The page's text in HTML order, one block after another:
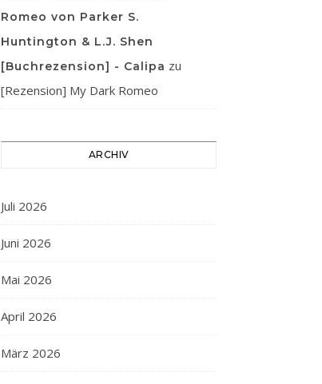
Romeo von Parker S.
Huntington & L.J. Shen
[Buchrezension] - Calipa zu
[Rezension] My Dark Romeo
ARCHIV
Juli 2026
Juni 2026
Mai 2026
April 2026
März 2026